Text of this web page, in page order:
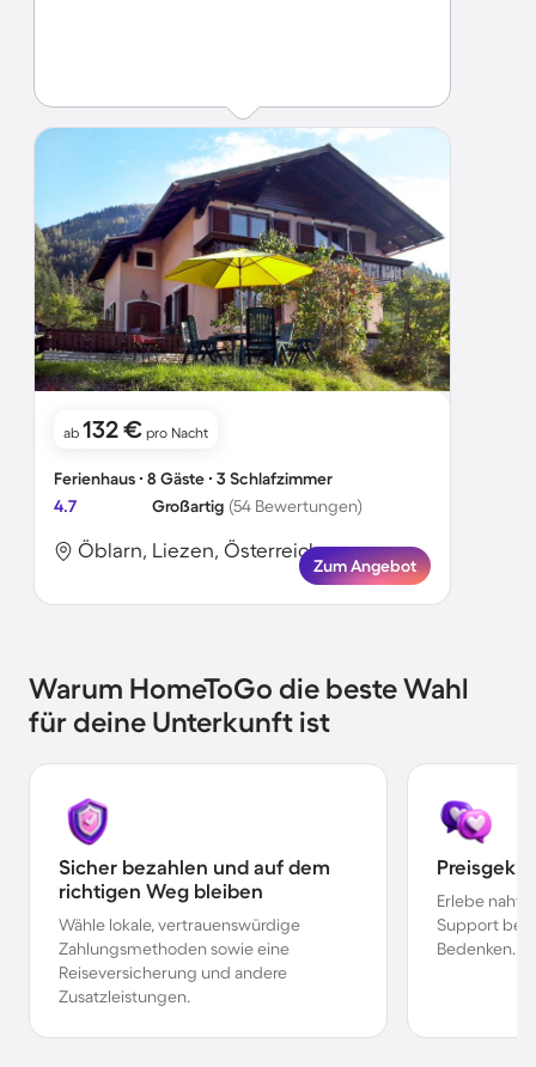
ab 132 € pro Nacht
Ferienhaus ∙ 8 Gäste ∙ 3 Schlafzimmer
4.7
Großartig (54 Bewertungen)
Öblarn, Liezen, Österreich
Zum Angebot
Warum HomeToGo die beste Wahl
für deine Unterkunft ist
Sicher bezahlen und auf dem
richtigen Weg bleiben
Wähle lokale, vertrauenswürdige
Zahlungsmethoden sowie eine
Reiseversicherung und andere
Zusatzleistungen.
Erlebe
Support bei
Bedenken.